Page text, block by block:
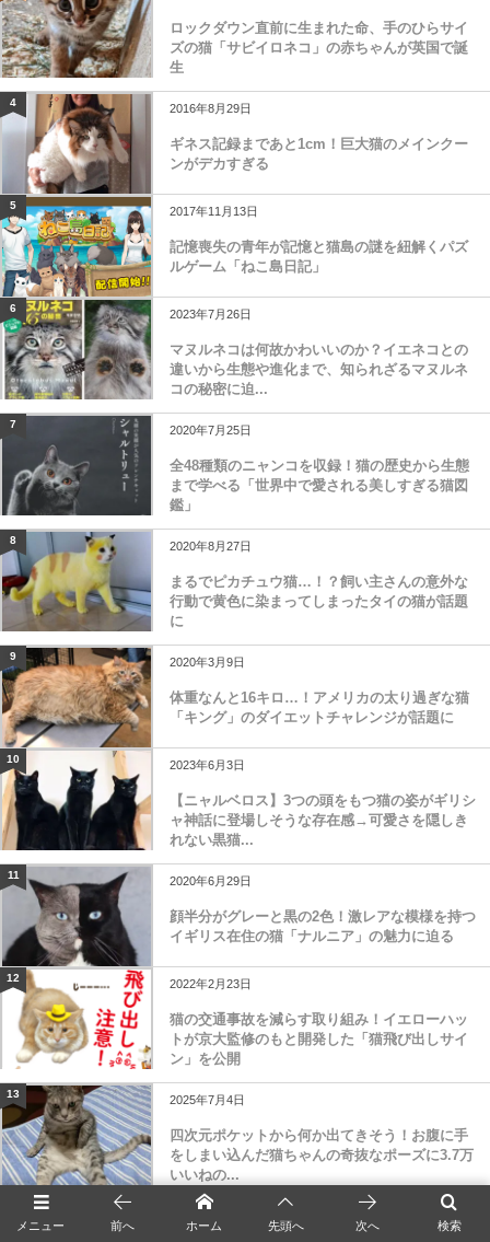
ロックダウン直前に生まれた命、手のひらサイ
ズの猫「サビイロネコ」の赤ちゃんが英国で誕
生
4 2016年8月29日
ギネス記録まであと1cm！巨大猫のメインクー
ンがデカすぎる
5 2017年11月13日
記憶喪失の青年が記憶と猫島の謎を紐解くパズ
ルゲーム「ねこ島日記」
6 2023年7月26日
マヌルネコは何故かわいいのか？イエネコとの
違いから生態や進化まで、知られざるマヌルネ
コの秘密に迫...
7 2020年7月25日
全48種類のニャンコを収録！猫の歴史から生態
まで学べる「世界中で愛される美しすぎる猫図
鑑」
8 2020年8月27日
まるでピカチュウ猫…！？飼い主さんの意外な
行動で黄色に染まってしまったタイの猫が話題
に
9 2020年3月9日
体重なんと16キロ…！アメリカの太り過ぎな猫
「キング」のダイエットチャレンジが話題に
10 2023年6月3日
【ニャルベロス】3つの頭をもつ猫の姿がギリシ
ャ神話に登場しそうな存在感→可愛さを隠しき
れない黒猫...
11 2020年6月29日
顔半分がグレーと黒の2色！激レアな模様を持つ
イギリス在住の猫「ナルニア」の魅力に迫る
12 2022年2月23日
猫の交通事故を減らす取り組み！イエローハッ
トが京大監修のもと開発した「猫飛び出しサイ
ン」を公開
13 2025年7月4日
四次元ポケットから何か出てきそう！お腹に手
をしまい込んだ猫ちゃんの奇抜なポーズに3.7万
いいねの...
メニュー 検索
前へ ホーム 先頭へ 次へ